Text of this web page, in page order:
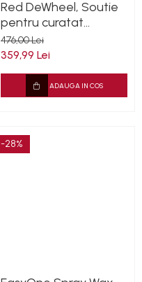
Red DeWheel, Soutie
pentru curatat
rezidurile de fier, de
pe jante, 5L
476,00 Lei
359,99 Lei
ADAUGA IN COS
-28%